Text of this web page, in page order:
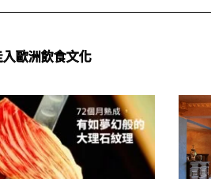
入歐洲飲食文化